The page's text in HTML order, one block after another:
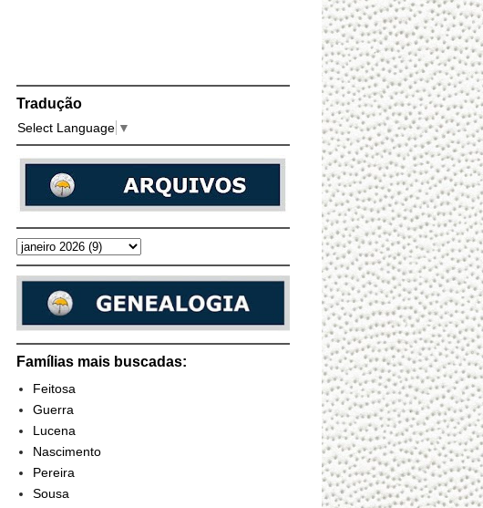
Tradução
Select Language ▼
Famílias mais buscadas:
Feitosa
Guerra
Lucena
Nascimento
Pereira
Sousa